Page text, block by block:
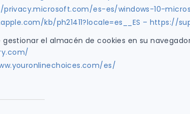
es-es/windows-10-
kb/ph21411?locale=es__ES – https://
el almacén de cookies en su
es/